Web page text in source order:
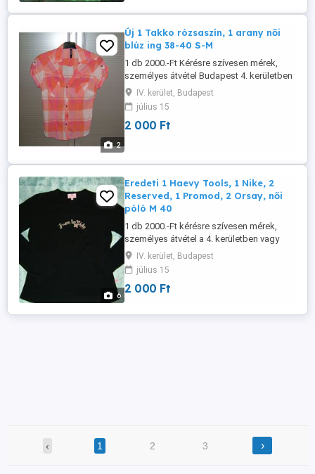
2
Új 1 Takko rózsaszín, 1 arany női
blúz ing 38-40 S-M
1 db 2000.-Ft Kérésre szívesen mérek,
személyes átvétel Budapest 4. kerületben
vagy utalás után postázom
IV. kerület, Budapest
július 15
2 000 Ft
6
Eredeti 1 Haevy Tools, 1 Nike, 2
Reserved, 1 Promod, 2 Orsay, női
póló M 40
1 db 2000.-Ft kérésre szívesen mérek,
személyes átvétel a 4. kerületben vagy
utalás után postázom.
IV. kerület, Budapest
július 15
2 000 Ft
‹ 1 2 3 ›